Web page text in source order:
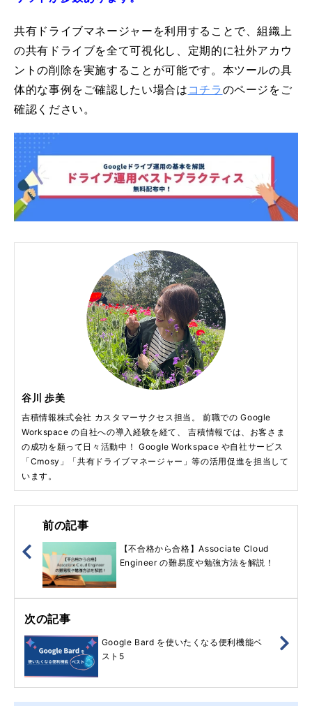
共有ドライブマネージャーを利用することで、組織上
の共有ドライブを全て可視化し、定期的に社外アカウ
ントの削除を実施することが可能です。本ツールの具
体的な事例をご確認したい場合は コチラのページをご
確認ください。
谷川 歩美
吉積情報株式会社 カスタマーサクセス担当。 前職での Google
Workspace の自社への導入経験を経て、 吉積情報では、お客さま
の成功を願って日々活動中！ Google Workspace や自社サービス
「Cmosy」「共有ドライブマネージャー」等の活用促進を担当して
います。
前の記事
【不合格から合格】Associate Cloud
Engineer の難易度や勉強方法を解説！
次の記事
Google Bard を使いたくなる便利機能ベ
スト5